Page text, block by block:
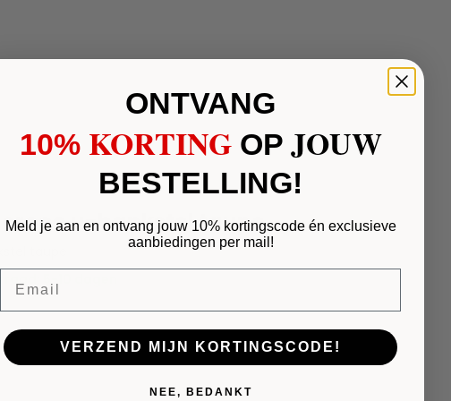
u-bankstel taupe
taupe
5-10 dagen
ONTVANG
10%​ KORTING OP JOUW
BESTELLING!
Meld je aan en ontvang jouw 10% kortingscode én exclusieve
aanbiedingen per mail!
VERZEND MIJN KORTINGSCODE!
NEE, BEDANKT